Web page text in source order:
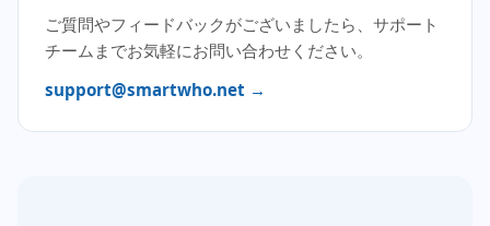
ご質問やフィードバックがございましたら、サポート
チームまでお気軽にお問い合わせください。
support@smartwho.net →